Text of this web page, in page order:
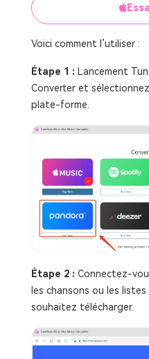
Voici comment l’utiliser :
Étape 1 : Lancement
Converter et
plate-forme.
Étape 2 : Connectez-
les chansons ou les
souhaitez télécharger.